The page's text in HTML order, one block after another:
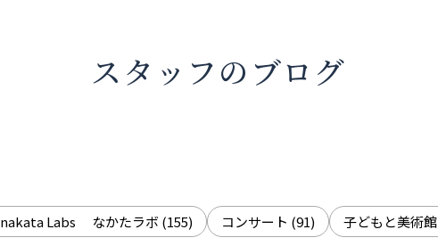
スタッフのブログ
nakata Labs なかたラボ (155) コンサート (91) 子どもと美術館